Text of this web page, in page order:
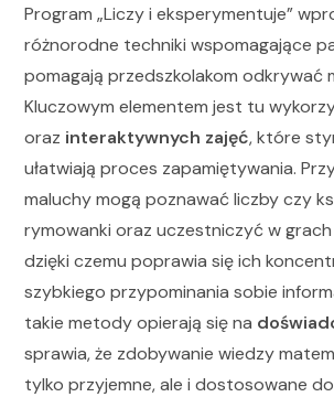
Program „Liczy i eksperymentuje”
różnorodne techniki wspomagające
pomagają przedszkolakom odkrywać
Kluczowym elementem jest tu
oraz interaktywnych zajęć, które
ułatwiają proces zapamiętywania.
maluchy mogą poznawać liczby czy
rymowanki oraz uczestniczyć w
dzięki czemu poprawia się ich
szybkiego przypominania sobie
takie metody opierają się na
sprawia, że zdobywanie wiedzy
tylko przyjemne, ale i dostosowane